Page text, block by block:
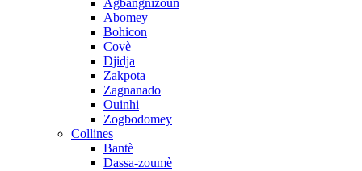
Abomey
Bohicon
Covè
Djidja
Zakpota
Zagnanado
Ouinhi
Zogbodomey
Collines
Bantè
Dassa-zoumè